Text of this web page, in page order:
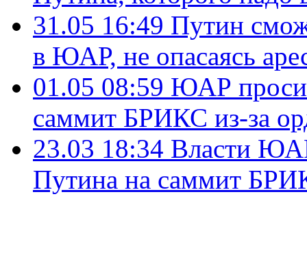
31.05 16:49 Путин
в ЮАР, не опасаясь
01.05 08:59 ЮАР
саммит БРИКС из-за
23.03 18:34 Власти
Путина на саммит